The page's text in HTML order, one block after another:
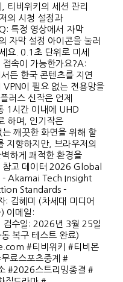
티비위키의 세션 관리
의 시청 설정과
특정 영상에서 자막
자막 설정 아이콘을 눌러
요. 0.1초 단위로 미세
속이 가능한가요?A:
든 한국 콘텐츠를 지연
VPN이 필요 없는 전용망을
러스 신작은 언제
1시간 이내에 UHD
하며, 인기작은
깨끗한 화면을 위해 할
지향하지만, 브라우저의
하게 쾌적한 환경을
고 데이터 2026 Global
Akamai Tech Insight
Standards -
혜미 (차세대 미디어
이메일:
수일: 2026년 3월 25일
복구 테스트 완료)
#티비위키 #티비몬
료스포츠중계 #
#2026스트리밍종결 #